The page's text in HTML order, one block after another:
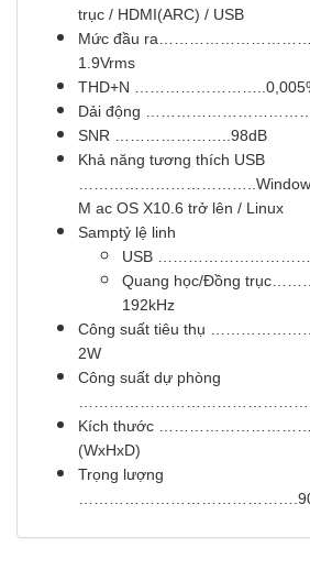
trục / HDMI(ARC) / USB
Mức đầu
1.9Vrms
THD+N
Dải động
SNR …………………..98dB
Khả năng tương thích USB
……………………………..Windows
M ac OS X10.6 trở lên / Linux
Samptỷ lệ linh
USB
Quang học/Đồng
192kHz
Công suất tiêu thụ
2W
Công suất dự phòng
………………………………………..
Kích thước
(WxHxD)
Trọng lượng